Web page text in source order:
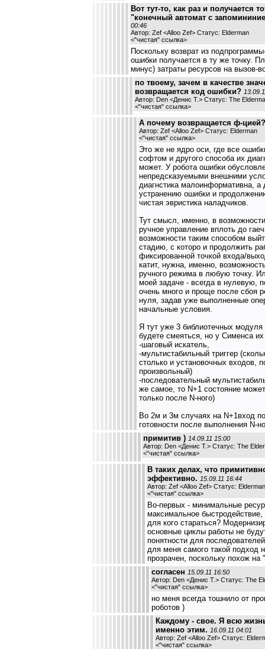
Вот тут-то, как раз и получается
"конечный автомат с
00:46
Автор: Zef <Alloo Zef> Статус: Elderman
<"чистая" ссылка>
Поскольку возврат из
ошибки получается в ту же точку.
минус) затраты ресурсов на вызов-
по твоему, зачем в качестве
возвращается код ошибки?
Автор: Den <Денис Т.> Статус: The
<"чистая" ссылка>
А почему возвращается ф-цией?
Автор: Zef <Alloo Zef> Статус: Elderman
<"чистая" ссылка>
Это же не ядро оси, где все
софтом и другого способа их
может. У робота ошибки
непредсказуемыми внешними
диагнстика малоинформативна, а
устранению ошибки и
чистая эвристика наладчиков.
Тут смысл, именно, в
ручное управление вплоть до
возможности таким способом
стадию, с которо и продолжить
фиксированной точкой входа/
катит, нужна, именно,
ручного режима в любую точку.
моей задаче - всегда в нулевую,
очень много и проще после сбоя
нуля, задав уже выполненные
начальные условия.
Я тут уже 3 библиотечных
будете смеяться, но у Сименса
-шаговый искатель,
-мультистабильный триггер
столько и установочных входов,
произвольный)
-последовательный
же самое, то N+1 состояние
только после N-ного)
Во 2м и 3м случаях на N+1вход
готовности после выполнения N-
примитив ) 14.09.11 15:00
Автор: Den <Денис Т.> Статус: The
<"чистая" ссылка>
В таких делах, что
эффективно. 15.09.11 16:44
Автор: Zef <Alloo Zef> Статус: Elderman
<"чистая" ссылка>
Во-первых - минимальные
максимальное быстродействие,
для кого стараться?
основные циклы работы не
понятности для
для меня самого такой подход
прозрачен, поскольку похож на
согласен 15.09.11 16:50
Автор: Den <Денис Т.> Статус: The
<"чистая" ссылка>
но меня всегда тошнило от
роботов )
Каждому - свое. Я всю
именно этим. 16.09.11 04:01
Автор: Zef <Alloo Zef> Статус:
<"чистая" ссылка>